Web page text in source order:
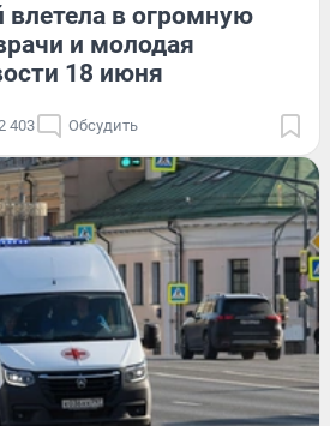
в огромную
и молодая
18 июня
403 Обсудить